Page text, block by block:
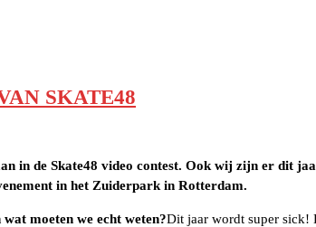
SKATE48
in de Skate48 video contest. Ook wij zijn er dit
in het Zuiderpark in Rotterdam.
moeten we echt weten?Dit jaar wordt super sick!